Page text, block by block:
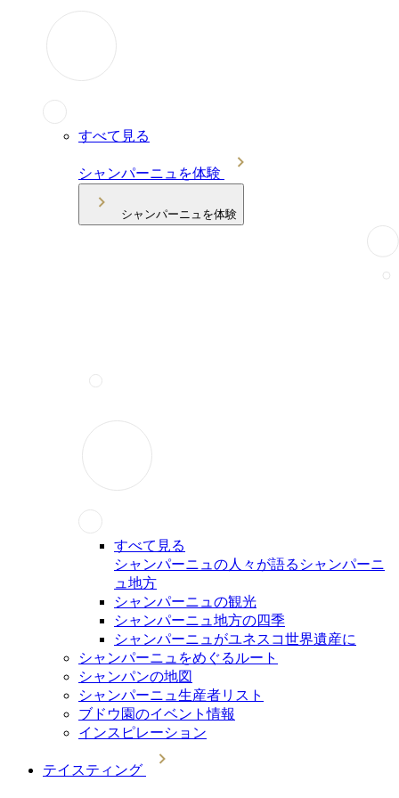
すべて見る
シャンパーニュを体験
シャンパーニュを体験
すべて見る
シャンパーニュの人々が語るシャンパーニ
ュ地方
シャンパーニュの観光
シャンパーニュ地方の四季
シャンパーニュがユネスコ世界遺産に
シャンパーニュをめぐるルート
シャンパンの地図
シャンパーニュ生産者リスト
ブドウ園のイベント情報
インスピレーション
テイスティング